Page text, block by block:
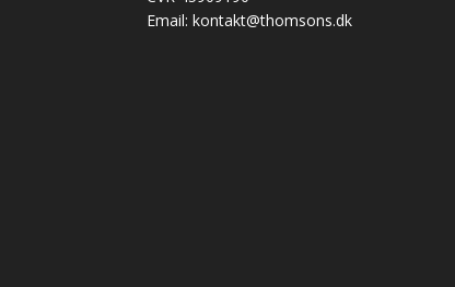
Email: kontakt@thomsons.dk